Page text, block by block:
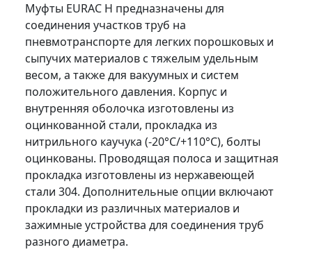
Муфты EURAC H предназначены для
соединения участков труб на
пневмотранспорте для легких порошковых и
сыпучих материалов с тяжелым удельным
весом, а также для вакуумных и систем
положительного давления. Корпус и
внутренняя оболочка изготовлены из
оцинкованной стали, прокладка из
нитрильного каучука (-20°C/+110°C), болты
оцинкованы. Проводящая полоса и защитная
прокладка изготовлены из нержавеющей
стали 304. Дополнительные опции включают
прокладки из различных материалов и
зажимные устройства для соединения труб
разного диаметра.